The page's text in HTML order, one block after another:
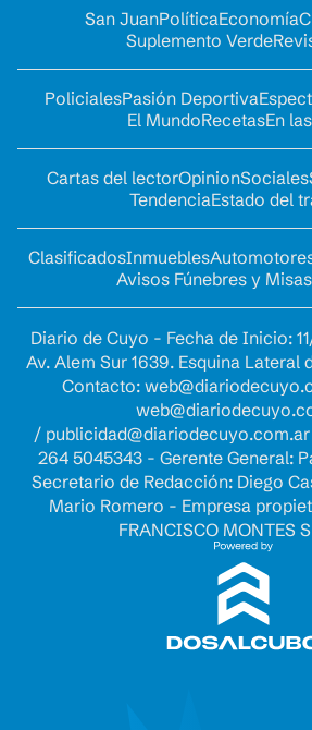
San JuanPolíticaEconomía
Suplemento Verde
PolicialesPasión Deportiva
El MundoRecetasEn
Cartas del lectorOpinionSociales
TendenciaEstado del
ClasificadosInmuebles
Avisos Fúnebres y Misas
Diario de Cuyo - Fecha de Inicio:
Av. Alem Sur 1639. Esquina
Contacto:
/ publicidad@diariodecuyo.com.ar
264 5045343 - Gerente General:
Secretario de Redacción: Diego
Mario Romero - Empresa
FRANCISCO MONTES